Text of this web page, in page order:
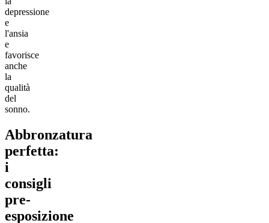
depressione
e
l'ansia
e
favorisce
anche
la
qualità
del
sonno.
Abbronzatura
perfetta:
i
consigli
pre-
esposizione